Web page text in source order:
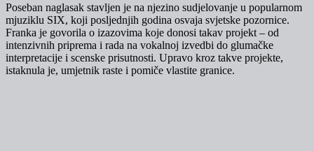
Poseban naglasak stavljen je na njezino sudjelovanje u popularnom
mjuziklu SIX, koji posljednjih godina osvaja svjetske pozornice.
Franka je govorila o izazovima koje donosi takav projekt – od
intenzivnih priprema i rada na vokalnoj izvedbi do glumačke
interpretacije i scenske prisutnosti. Upravo kroz takve projekte,
istaknula je, umjetnik raste i pomiče vlastite granice.